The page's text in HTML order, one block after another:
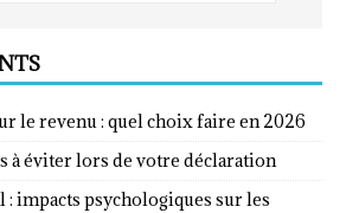
le revenu : quel choix faire en 2026
à éviter lors de votre déclaration
: impacts psychologiques sur les